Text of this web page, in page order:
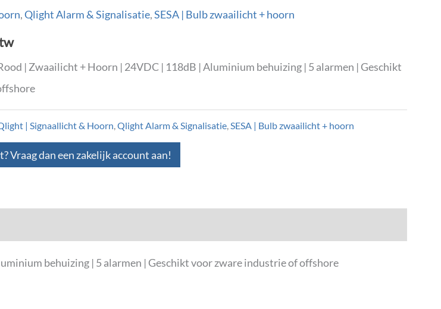
,Qlight Alarm & Signalisatie,SESA | Bulb zwaailicht + hoorn
| Zwaailicht + Hoorn | 24VDC | 118dB | Aluminium behuizing | 5 alarmen | Geschikt
| Signaallicht & Hoorn,Qlight Alarm & Signalisatie,SESA | Bulb zwaailicht + hoorn
Vraag dan een zakelijk account aan!
behuizing | 5 alarmen | Geschikt voor zware industrie of offshore